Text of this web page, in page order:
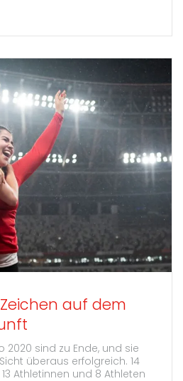
auf dem
2020 sind zu Ende, und sie
überaus erfolgreich. 14
Athletinnen und 8 Athleten